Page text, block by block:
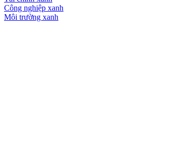
Công nghiệp xanh
Môi trường xanh